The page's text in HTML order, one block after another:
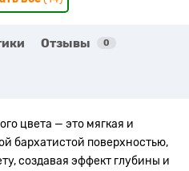
Отзывы 0
цвета — это мягкая и
бархатистой поверхностью,
создавая эффект глубины и